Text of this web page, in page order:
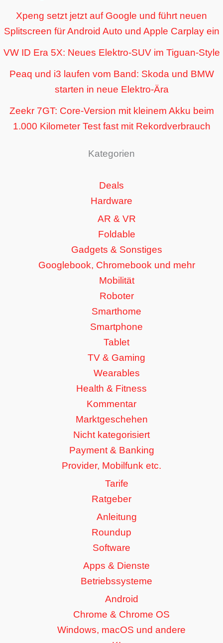
Xpeng setzt jetzt auf Google und führt neuen
Splitscreen für Android Auto und Apple Carplay ein
VW ID Era 5X: Neues Elektro-SUV im Tiguan-Style
Peaq und i3 laufen vom Band: Skoda und BMW
starten in neue Elektro-Ära
Zeekr 7GT: Core-Version mit kleinem Akku beim
1.000 Kilometer Test fast mit Rekordverbrauch
Kategorien
Deals
Hardware
AR & VR
Foldable
Gadgets & Sonstiges
Googlebook, Chromebook und mehr
Mobilität
Roboter
Smarthome
Smartphone
Tablet
TV & Gaming
Wearables
Health & Fitness
Kommentar
Marktgeschehen
Nicht kategorisiert
Payment & Banking
Provider, Mobilfunk etc.
Tarife
Ratgeber
Anleitung
Roundup
Software
Apps & Dienste
Betriebssysteme
Android
Chrome & Chrome OS
Windows, macOS und andere